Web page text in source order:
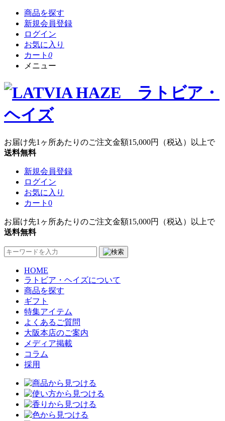
商品を探す
新規会員登録
ログイン
お気に入り
カート 0
メニュー
お届け先1ヶ所あたりのご注文金額15,000円
（税込）以上で
送料無料
新規会員登録
ログイン
お気に入り
カート 0
お届け先1ヶ所あたりのご注文金額15,000円
（税込）以上で
送料無料
HOME
ラトビア・ヘイズについて
商品を探す
ギフト
特集アイテム
よくあるご質問
大阪本店のご案内
メディア掲載
コラム
採用